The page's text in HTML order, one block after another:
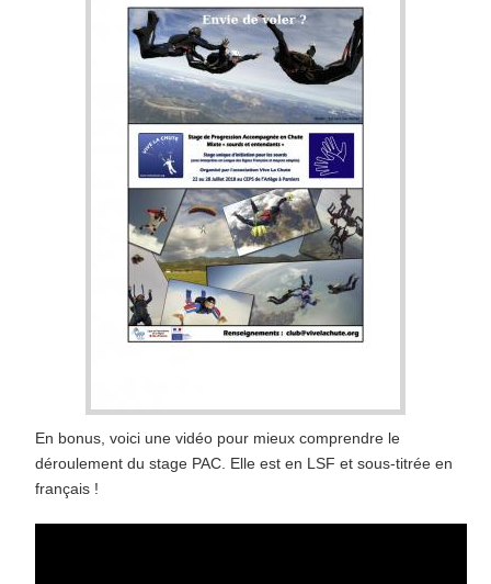
En bonus, voici une vidéo pour mieux comprendre le
déroulement du stage PAC. Elle est en LSF et sous-titrée en
français !